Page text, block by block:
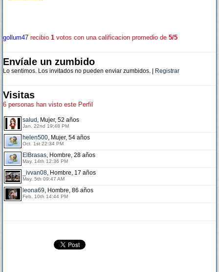
gollum47 recibio 1 votos con una calificacion promedio de 5/5
Envíale un zumbido
Lo sentimos. Los invitados no pueden enviar zumbidos. | Registrar
Visitas
6 personas han visto este Perfil
salud , Mujer, 52 años
Jan. 22nd 19:48 PM
helen500, Mujer, 54 años
Oct. 1st 22:34 PM
ElBrasas, Hombre, 28 años
May. 14th 12:36 PM
_ivvan08, Hombre, 17 años
May. 5th 09:47 AM
leona69, Hombre, 86 años
Feb. 10th 14:44 PM